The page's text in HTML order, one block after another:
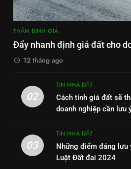
THẨM ĐỊNH GIÁ
Đẩy nhanh định giá đất cho
12 tháng ago
02
TIN NHÀ ĐẤT
Cách tính giá đất sẽ
doanh nghiệp cần lưu
03
TIN NHÀ ĐẤT
Những điểm đáng
Luật Đất đai 2024